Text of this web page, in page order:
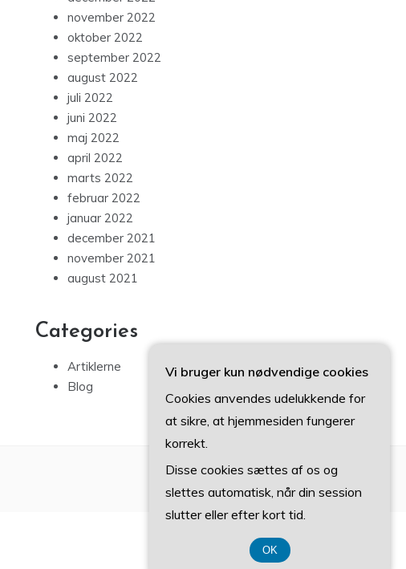
november 2022
oktober 2022
september 2022
august 2022
juli 2022
juni 2022
maj 2022
april 2022
marts 2022
februar 2022
januar 2022
december 2021
november 2021
august 2021
Categories
Artiklerne
Blog
Vi bruger kun nødvendige cookies
Cookies anvendes udelukkende for
at sikre, at hjemmesiden fungerer
korrekt.
Disse cookies sættes af os og
slettes automatisk, når din session
slutter eller efter kort tid.
OK